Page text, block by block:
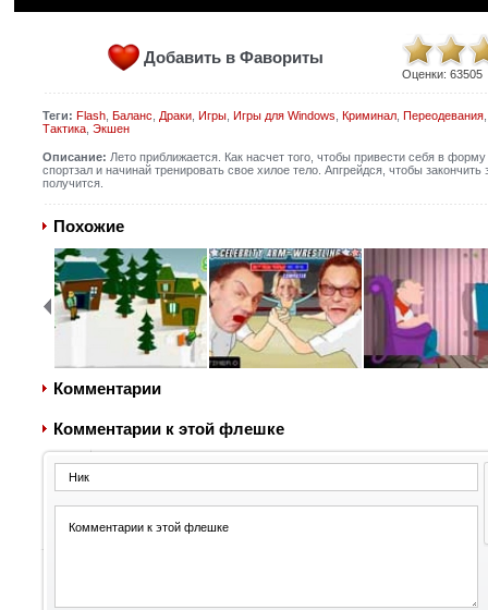
Добавить в Фавориты
Оценки: 63505
Теги: Flash, Баланс Драки, Игры, Игры для Windows Криминал, Переодевания
Тактика, Экшен
Описание: Лето приближается. Как насчет того, чтобы привести себя в
спортзал и начинай тренировать свое хилое тело. Апгрейдся, чтобы
получится.
Похожие
Комментарии
Комментарии к этой флешке